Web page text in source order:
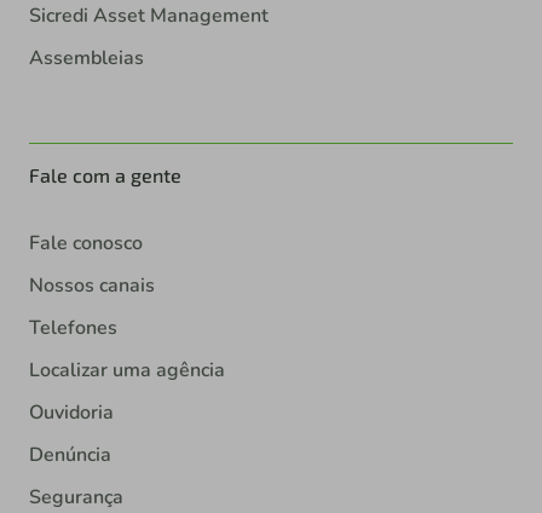
Sicredi Asset Management
Assembleias
Fale com a gente
Fale conosco
Nossos canais
Telefones
Localizar uma agência
Ouvidoria
Denúncia
Segurança